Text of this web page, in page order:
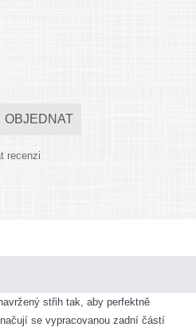
OBJEDNAT
recenzi
střih tak, aby perfektně
se vypracovanou zadní částí